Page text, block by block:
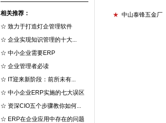
相关推荐：
☆ 致力于打造灯企管理软件
☆ 企业实现知识管理的十大...
☆ 中小企业需要ERP
☆ 企业管理者必读
☆ IT迎来新阶段：前所未有...
☆ 中小企业ERP实施的七大误区
☆ 资深CIO五个步骤教你如何...
☆ ERP在企业应用中存在的问题
★ 中山泰锋五金厂